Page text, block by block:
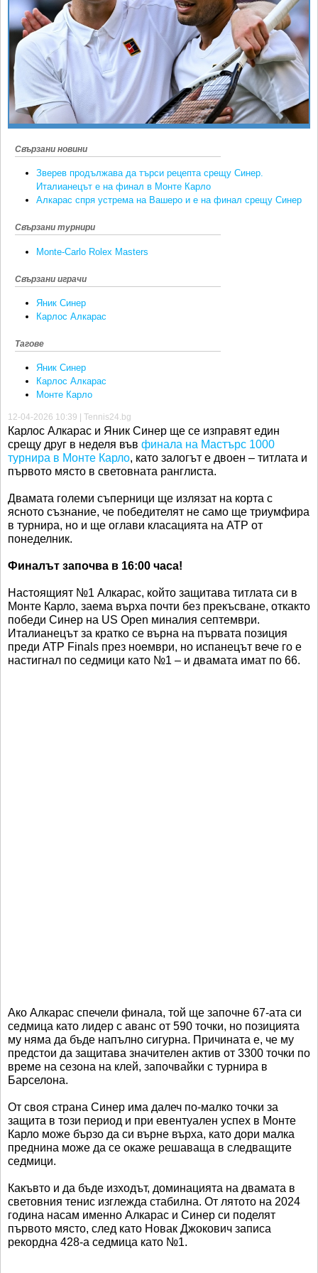
КЛУБОВЕ
БЛОГ
ВИДЕО
ЖЪЛТО
РАКЕТНИ
Спорт&Фитнес
Други
Любители
Свързани новини
Зверев продължава да търси рецепта срещу Синер.
Италианецът е на финал в Монте Карло
Алкарас спря устрема на Вашеро и е на финал срещу Синер
Свързани турнири
Monte-Carlo Rolex Masters
Свързани играчи
Яник Синер
Карлос Алкарас
Тагове
Яник Синер
Карлос Алкарас
Монте Карло
12-04-2026 10:39 | Tennis24.bg
Карлос Алкарас и Яник Синер ще се изправят един
срещу друг в неделя във финала на Мастърс 1000
турнира в Монте Карло, като залогът е двоен – титлата и
първото място в световната ранглиста.
Двамата големи съперници ще излязат на корта с
ясното съзнание, че победителят не само ще триумфира
в турнира, но и ще оглави класацията на ATP от
понеделник.
Финалът започва в 16:00 часа!
Настоящият №1 Алкарас, който защитава титлата си в
Монте Карло, заема върха почти без прекъсване, откакто
победи Синер на US Open миналия септември.
Италианецът за кратко се върна на първата позиция
преди ATP Finals през ноември, но испанецът вече го е
настигнал по седмици като №1 – и двамата имат по 66.
Ако Алкарас спечели финала, той ще започне 67-ата си
седмица като лидер с аванс от 590 точки, но позицията
му няма да бъде напълно сигурна. Причината е, че му
предстои да защитава значителен актив от 3300 точки по
време на сезона на клей, започвайки с турнира в
Барселона.
От своя страна Синер има далеч по-малко точки за
защита в този период и при евентуален успех в Монте
Карло може бързо да си върне върха, като дори малка
преднина може да се окаже решаваща в следващите
седмици.
Какъвто и да бъде изходът, доминацията на двамата в
световния тенис изглежда стабилна. От лятото на 2024
година насам именно Алкарас и Синер си поделят
първото място, след като Новак Джокович записа
рекордна 428-а седмица като №1.